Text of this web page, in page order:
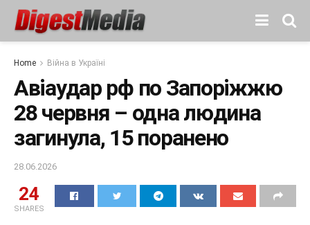
Home Війна в Україні
Авіаудар рф по Запоріжжю
28 червня – одна людина
загинула, 15 поранено
28.06.2026
24
SHARES